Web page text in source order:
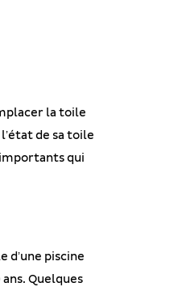
la toile
de sa toile
qui
d’une piscine
Quelques